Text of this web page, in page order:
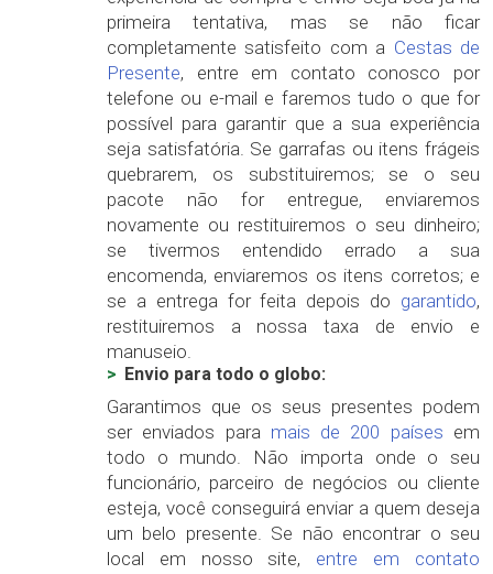
primeira tentativa, mas se não ficar
completamente satisfeito com a Cestas de
Presente, entre em contato conosco por
telefone ou e-mail e faremos tudo o que for
possível para garantir que a sua experiência
seja satisfatória. Se garrafas ou itens frágeis
quebrarem, os substituiremos; se o seu
pacote não for entregue, enviaremos
novamente ou restituiremos o seu dinheiro;
se tivermos entendido errado a sua
encomenda, enviaremos os itens corretos; e
se a entrega for feita depois do garantido,
restituiremos a nossa taxa de envio e
manuseio.
Envio para todo o globo:
Garantimos que os seus presentes podem
ser enviados para mais de 200 países em
todo o mundo. Não importa onde o seu
funcionário, parceiro de negócios ou cliente
esteja, você conseguirá enviar a quem deseja
um belo presente. Se não encontrar o seu
local em nosso site, entre em contato